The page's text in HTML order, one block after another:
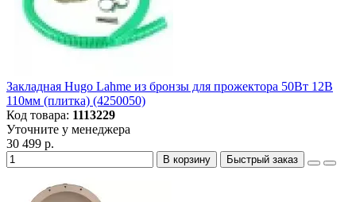
Закладная Hugo Lahme из бронзы для прожектора 50Вт 12В
110мм (плитка) (4250050)
Код товара: 1113229
Уточните у менеджера
30 499 р.
В корзину Быстрый заказ